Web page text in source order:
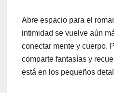
Abre espacio para el
intimidad se vuelve aún
conectar mente y cuerpo.
comparte fantasías y
está en los pequeños